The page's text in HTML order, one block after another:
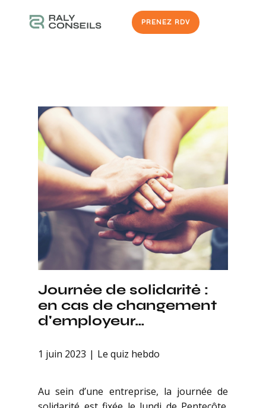
PRENEZ RDV
Journée de solidarité :
en cas de changement
d'employeur…
1 juin 2023 Le quiz hebdo
Au sein d’une entreprise, la journée de